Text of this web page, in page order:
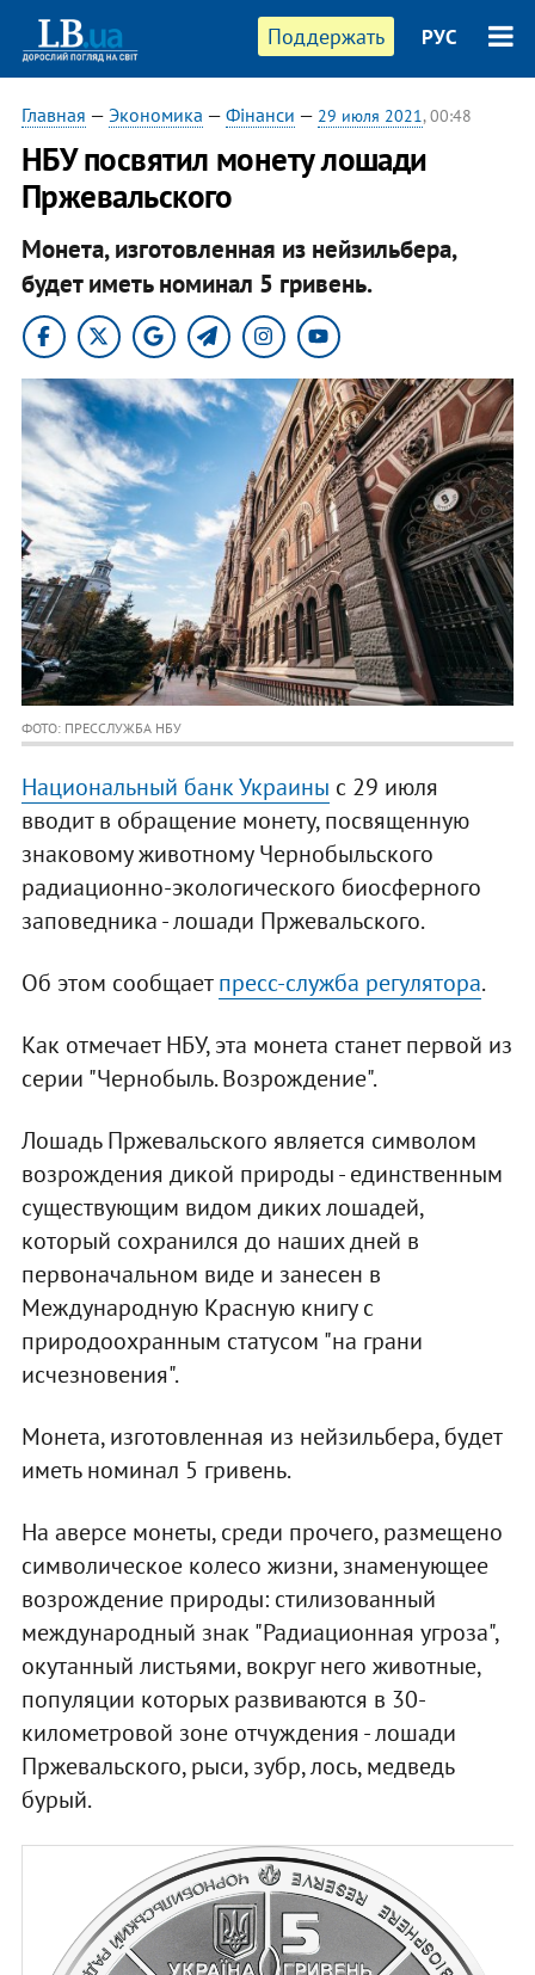
Поддержать РУС
Главная — Экономика — Фінанси — 29 июля 2021, 00:48
НБУ посвятил монету лошади
Пржевальского
Монета, изготовленная из нейзильбера,
будет иметь номинал 5 гривень.
ФОТО: ПРЕССЛУЖБА НБУ
Национальный банк Украины с 29 июля
вводит в обращение монету, посвященную
знаковому животному Чернобыльского
радиационно-экологического биосферного
заповедника - лошади Пржевальского.
Об этом сообщаетпресс-служба регулятора.
Как отмечает НБУ, эта монета станет первой из
серии "Чернобыль. Возрождение".
Лошадь Пржевальского является символом
возрождения дикой природы - единственным
существующим видом диких лошадей,
который сохранился до наших дней в
первоначальном виде и занесен в
Международную Красную книгу с
природоохранным статусом "на грани
исчезновения".
Монета, изготовленная из нейзильбера, будет
иметь номинал 5 гривень.
На аверсе монеты, среди прочего, размещено
символическое колесо жизни, знаменующее
возрождение природы: стилизованный
международный знак "Радиационная угроза",
окутанный листьями, вокруг него животные,
популяции которых развиваются в 30-
километровой зоне отчуждения - лошади
Пржевальского, рыси, зубр, лось, медведь
бурый.